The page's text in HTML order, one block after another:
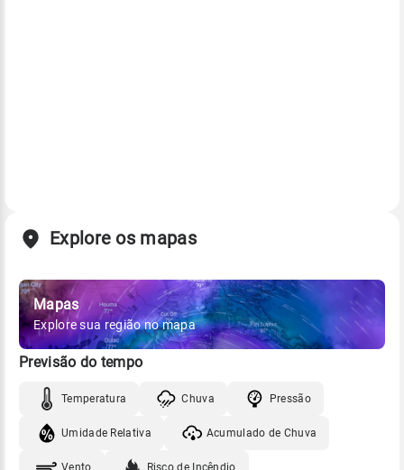
Explore os mapas
Mapas
Explore sua região no mapa
Previsão do tempo
Temperatura Chuva Pressão
Umidade Relativa Acumulado de Chuva
Vento Risco de Incêndio